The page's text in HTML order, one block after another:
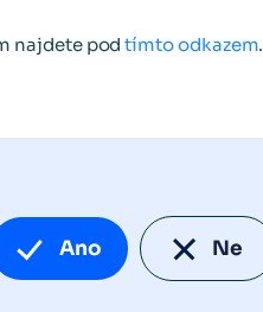
najdete podtímto odkazem.
Ano Ne